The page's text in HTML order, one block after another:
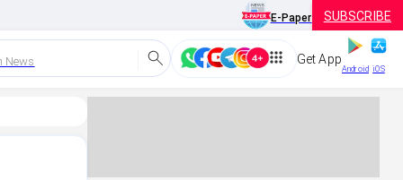
E-Paper SUBSCRIBE
News Get App
Android iOS